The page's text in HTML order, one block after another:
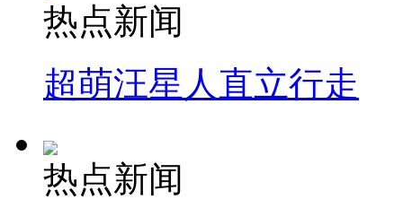
热点新闻
超萌汪星人直立行走
热点新闻